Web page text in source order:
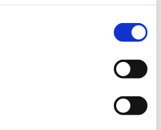
Gosmer Andersen, e-mail: